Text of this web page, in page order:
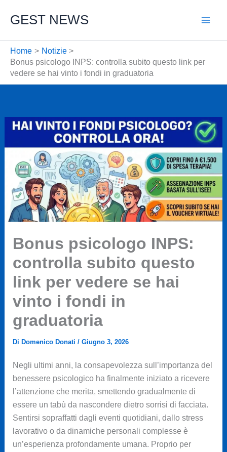
GEST NEWS
Home
Notizie
Bonus psicologo INPS: controlla subito questo link per
vedere se hai vinto i fondi in graduatoria
Bonus psicologo INPS:
controlla subito questo
link per vedere se hai
vinto i fondi in
graduatoria
Di Domenico Donati / Giugno 3, 2026
Negli ultimi anni, la consapevolezza sull’importanza del
benessere psicologico ha finalmente iniziato a ricevere
l’attenzione che merita, smettendo gradualmente di
essere un tabù da nascondere dietro sorrisi di facciata.
Sentirsi sopraffatti dagli eventi quotidiani, dallo stress
lavorativo o da dinamiche personali complesse è
un’esperienza profondamente umana. Proprio per